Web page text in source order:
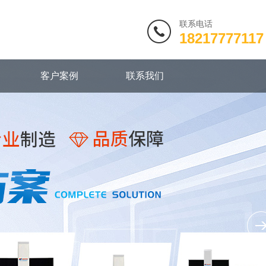
联系电话
18217777117
客户案例 联系我们